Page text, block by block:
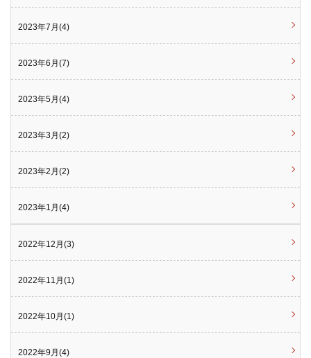
2023年7月(4)
2023年6月(7)
2023年5月(4)
2023年3月(2)
2023年2月(2)
2023年1月(4)
2022年12月(3)
2022年11月(1)
2022年10月(1)
2022年9月(4)